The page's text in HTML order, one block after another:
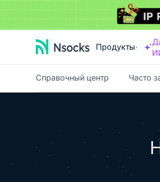
Продукты
Справочный центр Часто